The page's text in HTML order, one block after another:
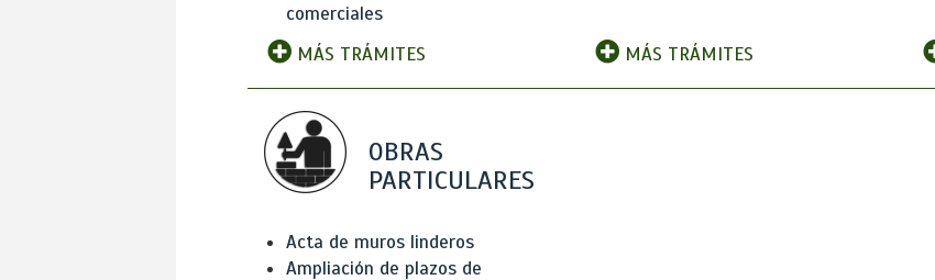
comerciales
MÁS TRÁMITES
MÁS TRÁMITES
OBRAS
PARTICULARES
Acta de muros linderos
Ampliación de plazos de